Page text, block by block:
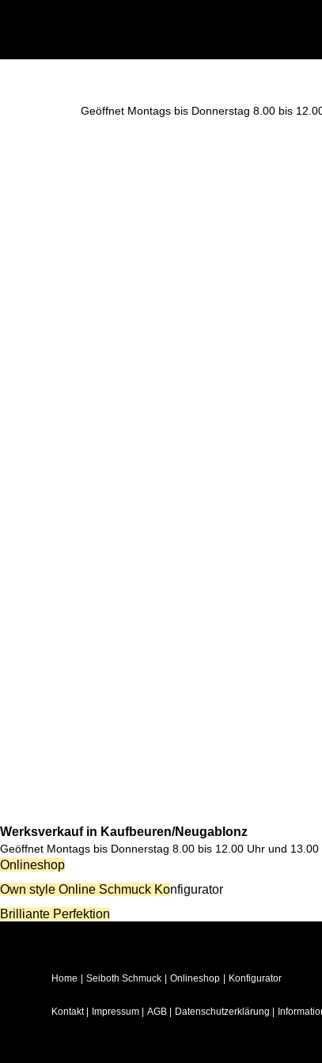
Geöffnet Montags bis Donnerstag 8.00 bis
Werksverkauf in Kaufbeuren/Neugablonz
Geöffnet Montags bis Donnerstag 8.00 bis 12.00 Uhr und
Onlineshop
Own style Online Schmuck Konfigurator
Brilliante Perfektion
Home Seiboth Schmuck Onlineshop Konfigurator
Kontakt Impressum AGB Datenschutzerklärung